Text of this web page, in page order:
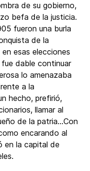
de su gobierno,
befa de la justicia.
fueron una burla
de la
esas elecciones
dable continuar
lo amenazaba
a la
hecho, prefirió,
llamar al
de la patria…Con
encarando al
en la capital de